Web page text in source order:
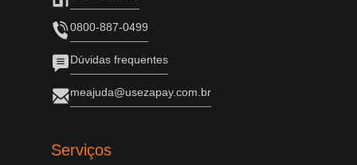
0800-887-0499
Dúvidas frequentes
meajuda@usezapay.com.br
Serviços